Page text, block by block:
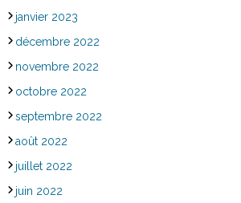
janvier 2023
décembre 2022
novembre 2022
octobre 2022
septembre 2022
août 2022
juillet 2022
juin 2022